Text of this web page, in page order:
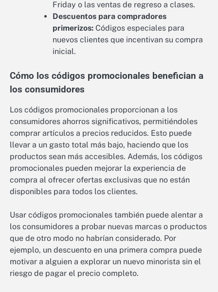
Friday o las ventas de regreso a clases.
Descuentos para compradores
primerizos: Códigos especiales para
nuevos clientes que incentivan su compra
inicial.
Cómo los códigos promocionales benefician a
los consumidores
Los códigos promocionales proporcionan a los
consumidores ahorros significativos, permitiéndoles
comprar artículos a precios reducidos. Esto puede
llevar a un gasto total más bajo, haciendo que los
productos sean más accesibles. Además, los códigos
promocionales pueden mejorar la experiencia de
compra al ofrecer ofertas exclusivas que no están
disponibles para todos los clientes.
Usar códigos promocionales también puede alentar a
los consumidores a probar nuevas marcas o productos
que de otro modo no habrían considerado. Por
ejemplo, un descuento en una primera compra puede
motivar a alguien a explorar un nuevo minorista sin el
riesgo de pagar el precio completo.